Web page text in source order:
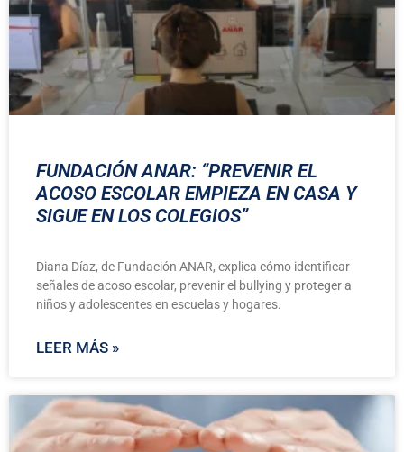
FUNDACIÓN ANAR: “PREVENIR EL
ACOSO ESCOLAR EMPIEZA EN CASA Y
SIGUE EN LOS COLEGIOS”
Diana Díaz, de Fundación ANAR, explica cómo identificar
señales de acoso escolar, prevenir el bullying y proteger a
niños y adolescentes en escuelas y hogares.
LEER MÁS »